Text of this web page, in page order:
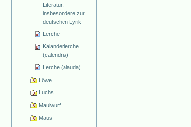
Literatur,
insbesondere zur
deutschen Lyrik
Lerche
Kalanderlerche
(calendris)
Lerche (alauda)
Löwe
Luchs
Maulwurf
Maus